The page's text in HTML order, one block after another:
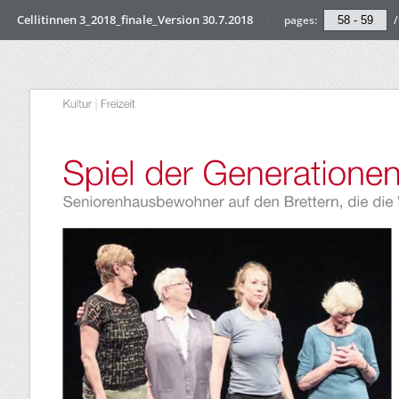
Cellitinnen 3_2018_finale_Version 30.7.2018 pages: /